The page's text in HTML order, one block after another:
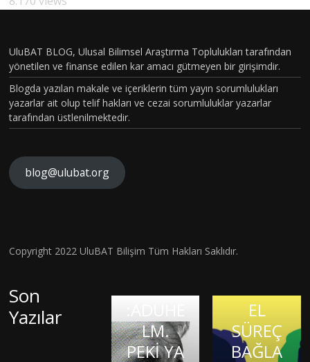
UluBAT BLOG, Ulusal Bilimsel Araştırma Toplulukları tarafından
yönetilen ve finanse edilen kar amacı gütmeyen bir girişimdir.
Blogda yazılan makale ve içeriklerin tüm yayın sorumlulukları
yazarlar ait olup telif hakları ve cezai sorumluluklar yazarlar
tarafından üstlenilmektedir.
blog@ulubat.org
Copyright 2022 UluBAT Bilişim Tüm Hakları Saklıdır.
Son
Yazılar
BİLİMS
MÜMK
İLK
LM.
PEKİ YA
DAHİSİ
OLMAK:
JASON
ve
Bilimsel
TOPLU
MSAL
CİNSİYE
T
FİZYOL
EL
SÜREÇ
BAĞLA